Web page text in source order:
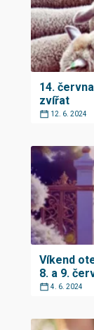
14.
zvířat
12. 6. 2024
Víkend
8. a 9.
4. 6. 2024